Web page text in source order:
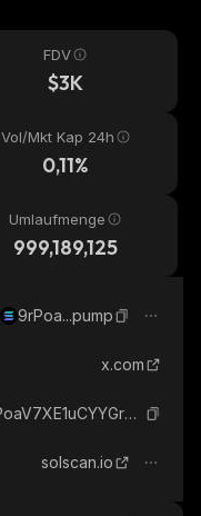
FDV
$3K
Vol/Mkt Kap 24h
0,11%
Umlaufmenge
999,189,125
9rPoa...pump
x.com
9rPoaV7XE1uCYYGrFmzEX8Fa8kEVP3xDsdwypC5qpump_solana
solscan.io